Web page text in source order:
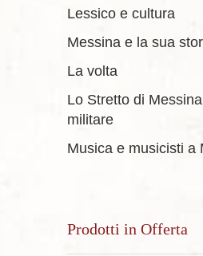
Lessico e cultura
Messina e la sua
La volta
Lo Stretto di
militare
Musica e musicisti a
Prodotti in Offerta